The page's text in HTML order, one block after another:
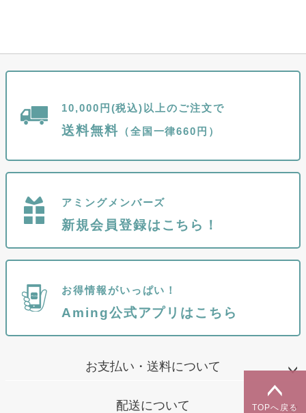
TOPへ戻る
10,000円(税込)以上のご注文で
送料無料 （全国一律660円）
アミングメンバーズ
新規会員登録はこちら！
お得情報がいっぱい！
Aming公式アプリはこちら
お支払い・送料について
配送について